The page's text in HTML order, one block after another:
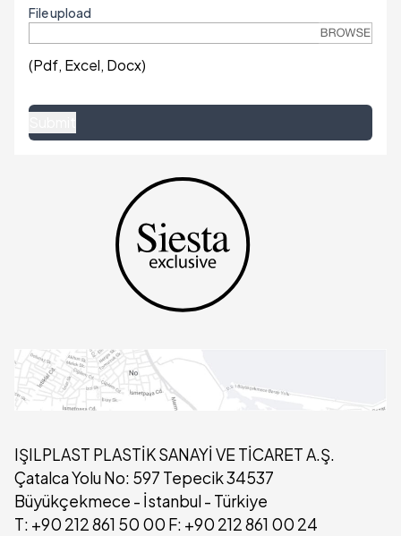
File upload
(Pdf, Excel, Docx)
IŞILPLAST PLASTİK SANAYİ VE TİCARET A.Ş.
Çatalca Yolu No: 597 Tepecik 34537
Büyükçekmece - İstanbul - Türkiye
T: +90 212 861 50 00 F: +90 212 861 00 24